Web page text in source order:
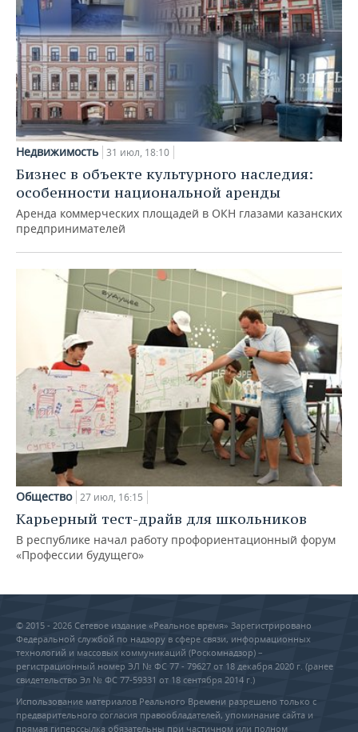
Недвижимость 31 июл, 18:10
Бизнес в объекте культурного наследия:
особенности национальной аренды
Аренда коммерческих площадей в ОКН глазами казанских
предпринимателей
Общество 27 июл, 16:15
Карьерный тест-драйв для школьников
В республике начал работу профориентационный форум
«Профессии будущего»
© 2015 - 2026 Сетевое издание «Реальное время» Зарегистрировано
Федеральной службой по надзору в сфере связи, информационных
технологий и массовых коммуникаций (Роскомнадзор) –
регистрационный номер ЭЛ № ФС 77 - 79627 от 18 декабря 2020 г. (ранее
свидетельство Эл № ФС 77-59331 от 18 сентября 2014 г.)
Использование материалов Реального Времени разрешено только с
предварительного согласия правообладателей, упоминание сайта и
прямая гиперссылка обязательны при частичном или полном